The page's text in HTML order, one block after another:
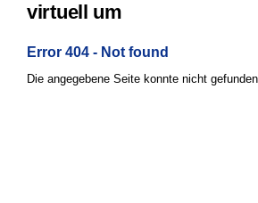
virtuell um